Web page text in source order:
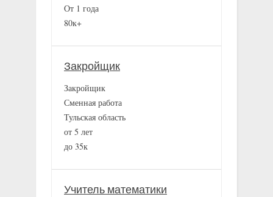
От 1 года
80к+
Закройщик
Закройщик
Сменная работа
Тульская область
от 5 лет
до 35к
Учитель математики